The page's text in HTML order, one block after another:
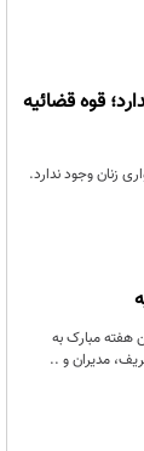
قوه قضائیه
زنان وجود ندارد.
هفته مبارک به
مدیران و ..